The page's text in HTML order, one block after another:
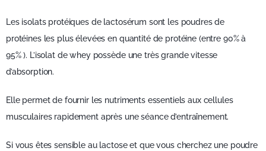
Les isolats protéiques de lactosérum sont les poudres de
protéines les plus élevées en quantité de protéine (entre 90% à
95% ). L’isolat de whey possède une très grande vitesse
d’absorption.
Elle permet de fournir les nutriments essentiels aux cellules
musculaires rapidement après une séance d’entraînement.
Si vous êtes sensible au lactose et que vous cherchez une poudre